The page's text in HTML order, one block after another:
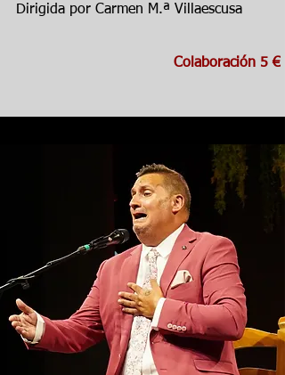
Dirigida por Carmen M.ª Villaescusa
Colaboración 5 €